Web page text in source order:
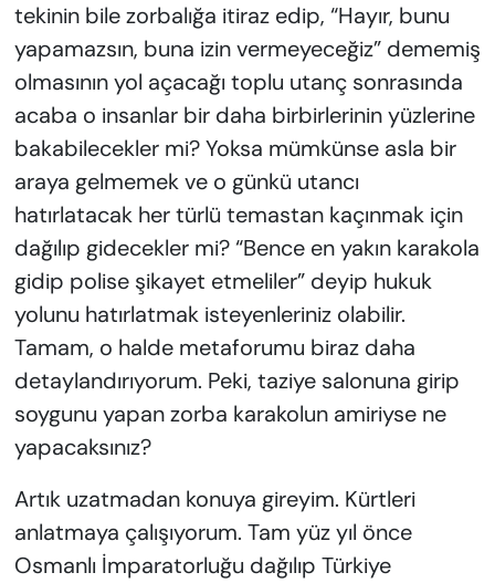
tekinin bile zorbalığa itiraz edip, “Hayır, bunu
yapamazsın, buna izin vermeyeceğiz” dememiş
olmasının yol açacağı toplu utanç sonrasında
acaba o insanlar bir daha birbirlerinin yüzlerine
bakabilecekler mi? Yoksa mümkünse asla bir
araya gelmemek ve o günkü utancı
hatırlatacak her türlü temastan kaçınmak için
dağılıp gidecekler mi? “Bence en yakın karakola
gidip polise şikayet etmeliler” deyip hukuk
yolunu hatırlatmak isteyenleriniz olabilir.
Tamam, o halde metaforumu biraz daha
detaylandırıyorum. Peki, taziye salonuna girip
soygunu yapan zorba karakolun amiriyse ne
yapacaksınız?
Artık uzatmadan konuya gireyim. Kürtleri
anlatmaya çalışıyorum. Tam yüz yıl önce
Osmanlı İmparatorluğu dağılıp Türkiye